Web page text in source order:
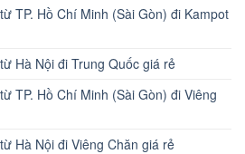
TP. Hồ Chí Minh (Sài Gòn) đi Kampot
Hà Nội đi Trung Quốc giá rẻ
TP. Hồ Chí Minh (Sài Gòn) đi Viêng
Hà Nội đi Viêng Chăn giá rẻ